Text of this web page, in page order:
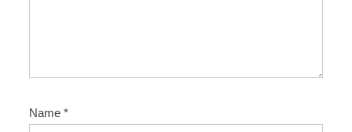
Name*